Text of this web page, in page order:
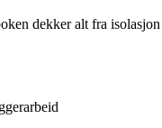
dekker alt fra